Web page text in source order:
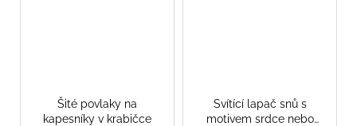
Šité povlaky na
kapesníky v krabičce
Svítící lapač snů s
motivem srdce nebo